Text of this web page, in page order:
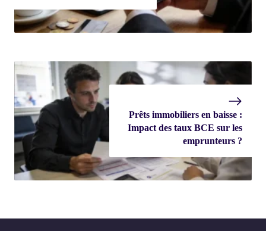
Prêts immobiliers en baisse :
Impact des taux BCE sur les
emprunteurs ?